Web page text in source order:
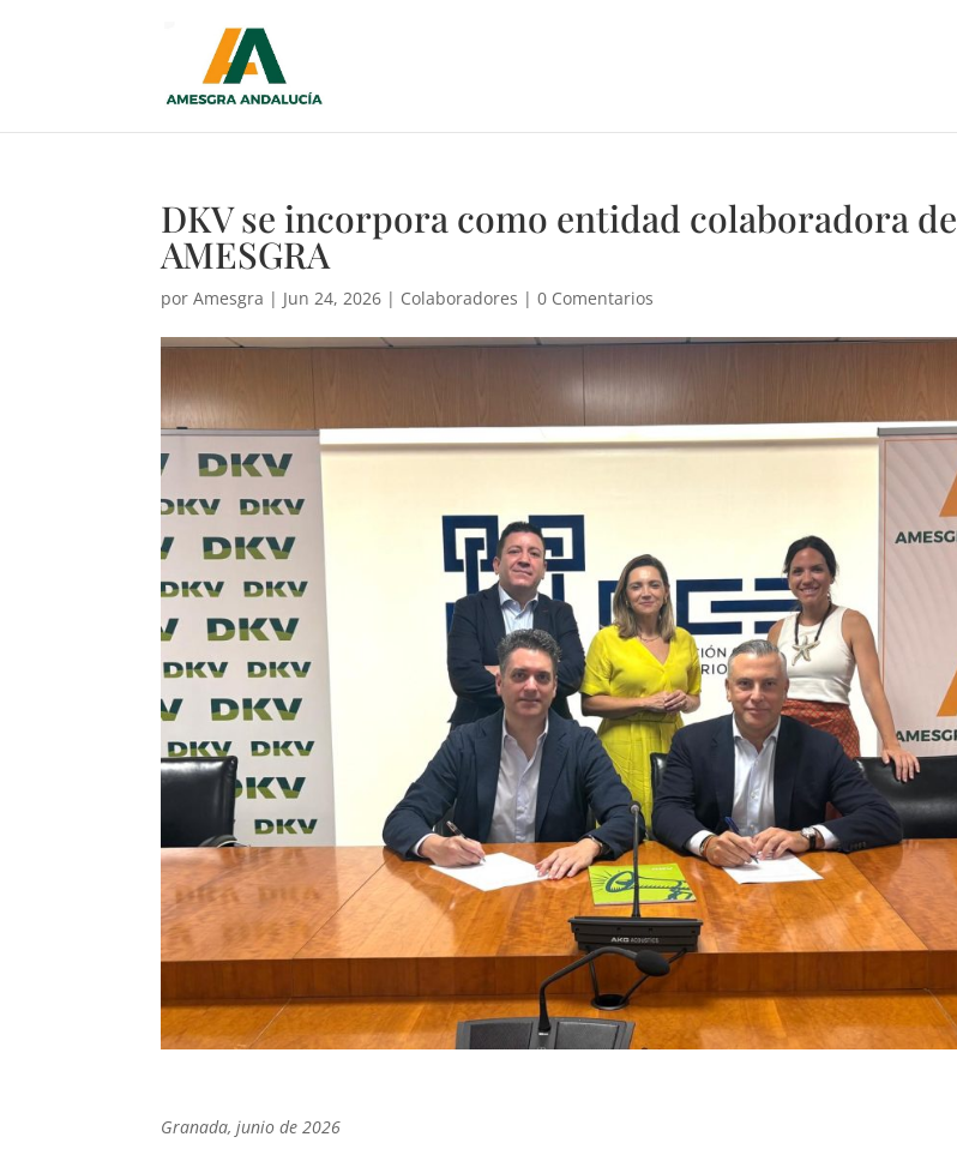
DKV se incorpora como entidad colaboradora de
AMESGRA
porAmesgra | Jun 24, 2026 | Colaboradores |0 Comentarios
Granada, junio de 2026